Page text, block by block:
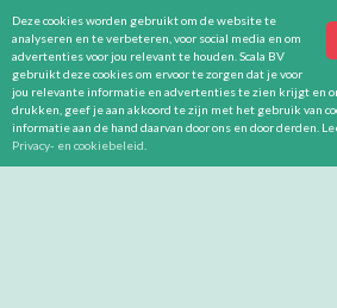
Deze cookies worden gebruikt om de website te
analyseren en te verbeteren, voor social media en om
advertenties voor jou relevant te houden. Scala BV
gebruikt deze cookies om ervoor te zorgen dat je voor
jou relevante informatie en advertenties te zien krijgt en
drukken, geef je aan akkoord te zijn met het gebruik van
informatie aan de hand daarvan door ons en door derden.
Privacy- en cookiebeleid